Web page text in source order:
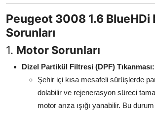
Multimedya & Elektronik
Peugeot 3008 1.6 BlueHDi
Sorunları
1. Motor Sorunları
Dizel Partikül Filtresi (DPF) Tıkanması:
Şehir içi kısa mesafeli sürüşlerde
dolabilir ve rejenerasyon süreci
motor arıza ışığı yanabilir. Bu